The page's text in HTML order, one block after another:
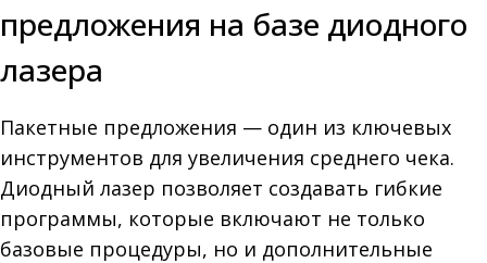
предложения на базе диодного
лазера
Пакетные предложения — один из ключевых
инструментов для увеличения среднего чека.
Диодный лазер позволяет создавать гибкие
программы, которые включают не только
базовые процедуры, но и дополнительные